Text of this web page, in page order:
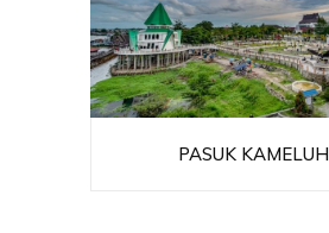
PASUK KAMELUH